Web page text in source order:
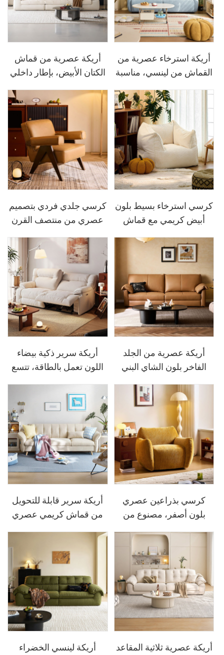
أريكة عصرية من قماش
الكتان الأبيض، بإطار داخلي
BS813-A
أريكة استرخاء عصرية من
القماش من لينسي، مناسبة
G376-A
كرسي جلدي فردي بتصميم
عصري من منتصف القرن
كرسي استرخاء بسيط بلون
أبيض كريمي مع قماش
أريكة سرير ذكية بيضاء
اللون تعمل بالطاقة، تتسع
أريكة عصرية من الجلد
الفاخر بلون الشاي البني
أريكة سرير قابلة للتحويل
من قماش كريمي عصري
كرسي بذراعين عصري
بلون أصفر، مصنوع من
المعيشة وغرفة النوم
DY215-B
أريكة لينسي الخضراء
أريكة عصرية ثلاثية المقاعد